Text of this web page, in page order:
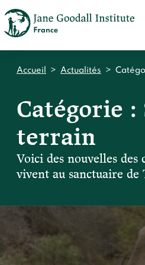
CONTACT
Qui sommes-nous ?
Accueil
Jane Goodall
Nos documents
Notre impact
Nos actions sur le terrain en
Nos actions sur le terrain en
Accueil
Les histoires du docteur Jane
Témoignages du terrain
S'engager
Accueil
UN
Accueil > Actualités >
Catégorie :
terrain
Voici des nouvelles des
vivent au sanctuaire de